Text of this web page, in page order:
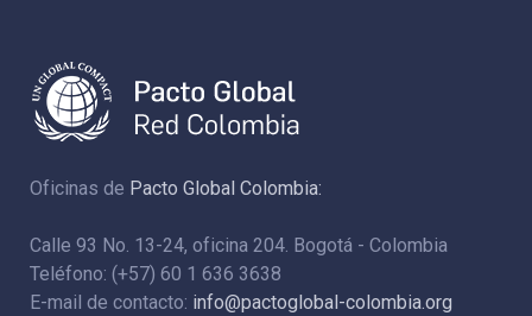
Oficinas de Pacto Global Colombia:
Calle 93 No. 13-24, oficina 204. Bogotá - Colombia
Teléfono: (+57) 60 1 636 3638
E-mail de contacto: info@pactoglobal-colombia.org